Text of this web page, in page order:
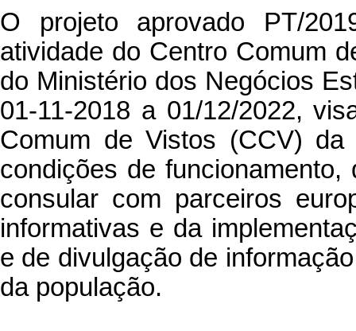
O projeto aprovado PT/
atividade do Centro Comum
do Ministério dos Negócios
01-11-2018 a 01/12/2022,
Comum de Vistos (CCV)
condições de
consular com parceiros
informativas e da
e de divulgação de
da população.